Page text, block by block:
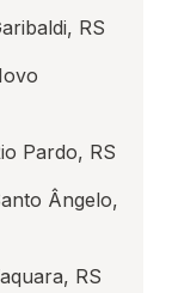
RS
Pardo, RS
Ângelo,
RS